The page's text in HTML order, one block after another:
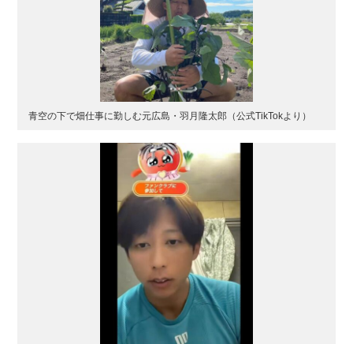
青空の下で畑仕事に勤しむ元広島・羽月隆太郎（公式TikTokより）